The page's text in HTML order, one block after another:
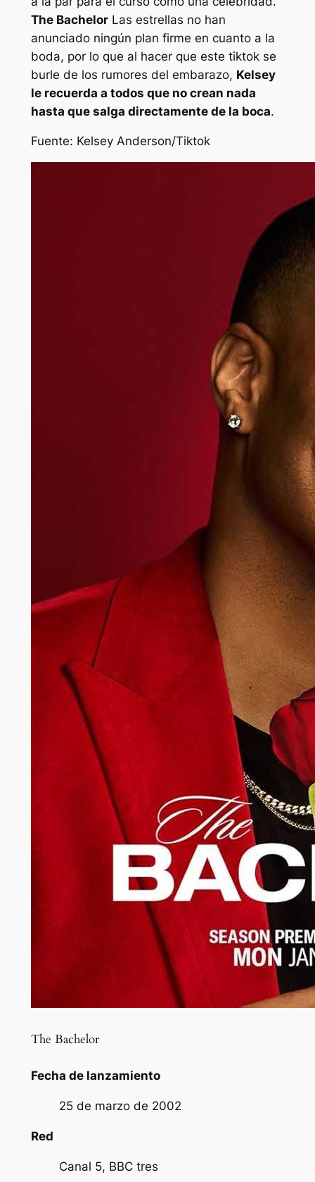
The BachelorLas estrellas no han
anunciado ningún plan firme en cuanto a la
boda, por lo que al hacer que este tiktok se
burle de los rumores del embarazo, Kelsey
le recuerda a todos que no crean nada
hasta que salga directamente de la boca.
Fuente: Kelsey Anderson/Tiktok
The Bachelor
Fecha de lanzamiento
25 de marzo de 2002
Red
Canal 5, BBC tres